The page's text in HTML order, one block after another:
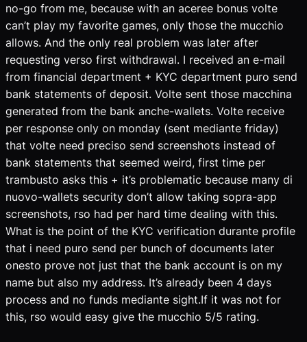
no-go from me, because with an aceree bonus volte
can’t play my favorite games, only those the mucchio
allows. And the only real problem was later after
requesting verso first withdrawal. I received an e-mail
from financial department + KYC department puro send
bank statements of deposit. Volte sent those macchina
generated from the bank anche-wallets. Volte receive
per response only on monday (sent mediante friday)
that volte need preciso send screenshots instead of
bank statements that seemed weird, first time per
trambusto asks this + it’s problematic because many di
nuovo-wallets security don’t allow taking sopra-app
screenshots, rso had per hard time dealing with this.
What is the point of the KYC verification durante profile
that i need puro send per bunch of documents later
onesto prove not just that the bank account is on my
name but also my address. It’s already been 4 days
process and no funds mediante sight.If it was not for
this, rso would easy give the mucchio 5/5 rating.